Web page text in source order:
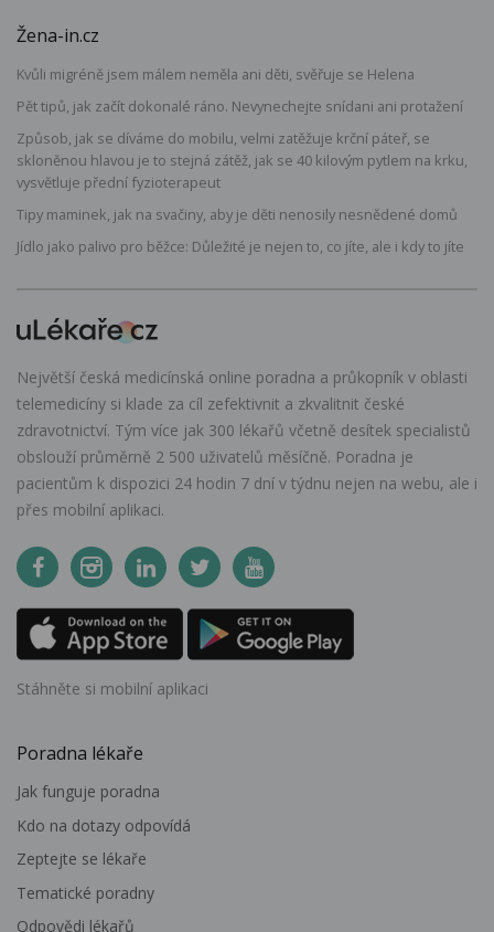
Žena-in.cz
Kvůli migréně jsem málem neměla ani děti, svěřuje se Helena
Pět tipů, jak začít dokonalé ráno. Nevynechejte snídani ani protažení
Způsob, jak se díváme do mobilu, velmi zatěžuje krční páteř, se
skloněnou hlavou je to stejná zátěž, jak se 40 kilovým pytlem na krku,
vysvětluje přední fyzioterapeut
Tipy maminek, jak na svačiny, aby je děti nenosily nesnědené domů
Jídlo jako palivo pro běžce: Důležité je nejen to, co jíte, ale i kdy to jíte
Největší česká medicínská online poradna a průkopník v oblasti
telemedicíny si klade za cíl zefektivnit a zkvalitnit české
zdravotnictví. Tým více jak 300 lékařů včetně desítek specialistů
obslouží průměrně 2 500 uživatelů měsíčně. Poradna je
pacientům k dispozici 24 hodin 7 dní v týdnu nejen na webu, ale i
přes mobilní aplikaci.
Stáhněte si mobilní aplikaci
Poradna lékaře
Jak funguje poradna
Kdo na dotazy odpovídá
Zeptejte se lékaře
Tematické poradny
Odpovědi lékařů